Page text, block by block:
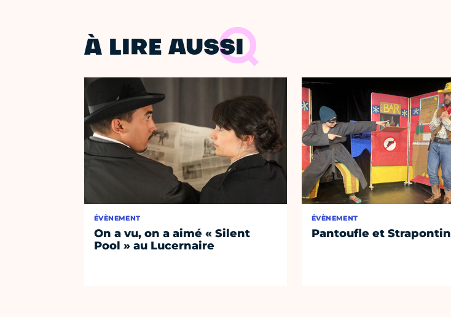
À LIRE AUSSI
ÉVÈNEMENT
On a vu, on a aimé « Silent
Pool » au Lucernaire
ÉVÈNEMENT
Pantoufle et Strapontin